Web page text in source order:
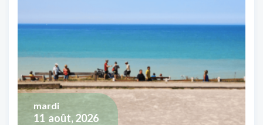
11 août, 2026
mardi